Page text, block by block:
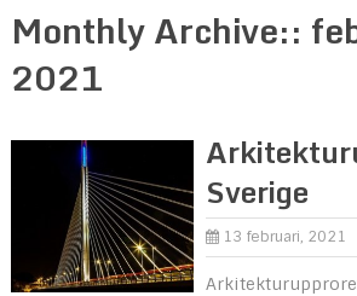
Monthly Archive::
2021
Sverige
13 februari, 2021